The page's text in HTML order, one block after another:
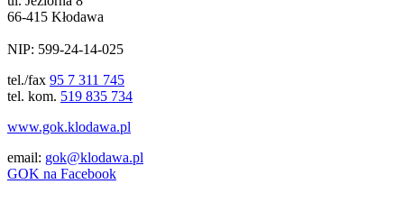
66-415 Kłodawa
NIP: 599-24-14-025
tel./fax 95 7 311 745
tel. kom. 519 835 734
www.gok.klodawa.pl
email: gok@klodawa.pl
GOK na Facebook